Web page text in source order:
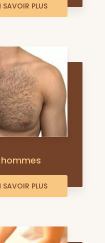
SAVOIR PLUS
SAVOIR PLUS